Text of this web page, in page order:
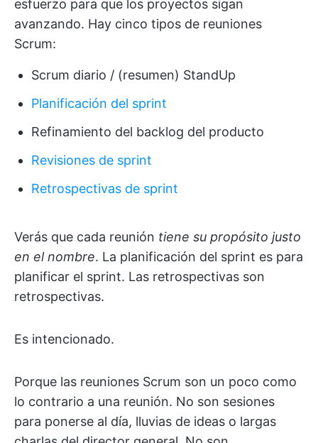
esfuerzo para que los proyectos sigan
avanzando. Hay cinco tipos de reuniones
Scrum:
Scrum diario / (resumen) StandUp
Planificación del sprint
Refinamiento del backlog del producto
Revisiones de sprint
Retrospectivas de sprint
Verás que cada reunión tiene su propósito justo
en el nombre. La planificación del sprint es para
planificar el sprint. Las retrospectivas son
retrospectivas.
Es intencionado.
Porque las reuniones Scrum son un poco como
lo contrario a una reunión. No son sesiones
para ponerse al día, lluvias de ideas o largas